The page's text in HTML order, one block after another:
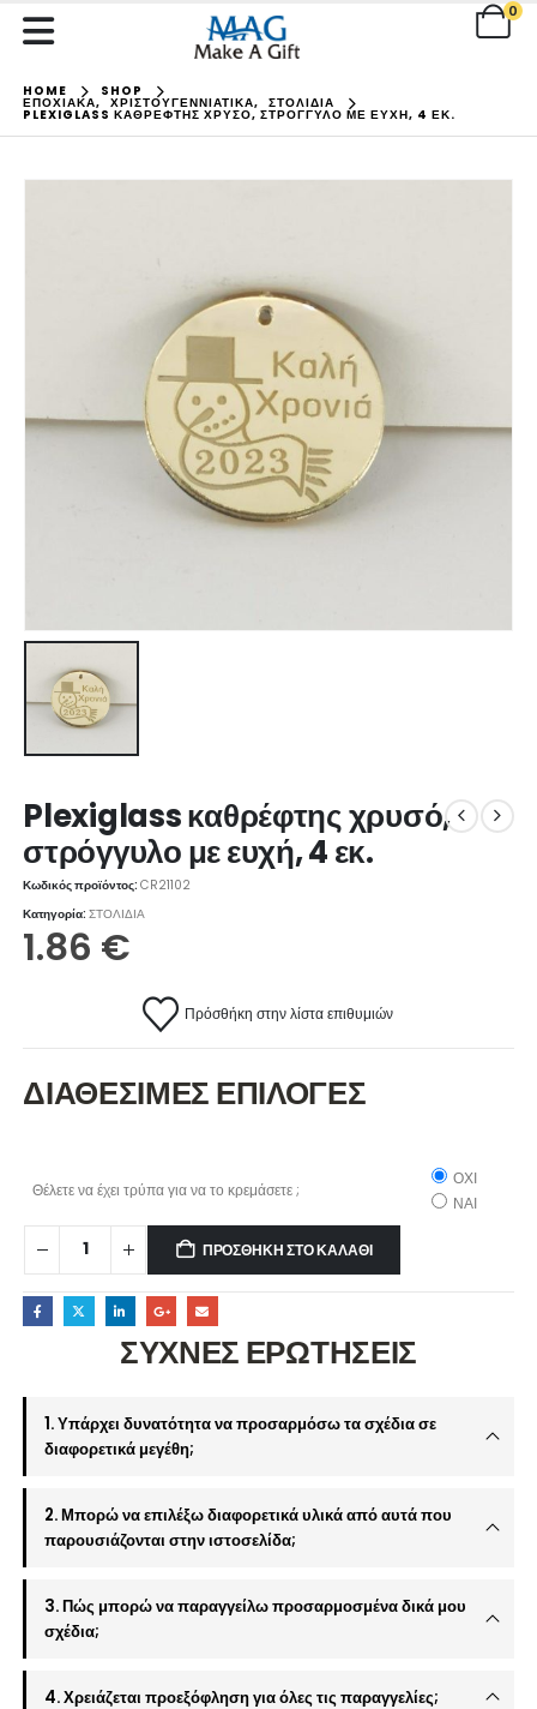
0
HOME SHOP
ΕΠΟΧΙΑΚΑ, ΧΡΙΣΤΟΥΓΕΝΝΙΑΤΙΚΑ, ΣΤΟΛΙΔΙΑ
PLEXIGLASS ΚΑΘΡΈΦΤΗΣ ΧΡΥΣΌ, ΣΤΡΌΓΓΥΛΟ ΜΕ ΕΥΧΉ, 4 ΕΚ.
Plexiglass καθρέφτης χρυσό,
στρόγγυλο με ευχή, 4 εκ.
Κωδικός προϊόντος:CR21102
Κατηγορία:ΣΤΟΛΙΔΙΑ
1.86 €
Πρόσθήκη στην λίστα επιθυμιών
ΔΙΑΘΕΣΙΜΕΣ ΕΠΙΛΟΓΕΣ
Θέλετε να έχει τρύπα για να το κρεμάσετε ;
ΟΧΙ
ΝΑΙ
ΠΡΟΣΘΉΚΗ ΣΤΟ ΚΑΛΆΘΙ
ΣΥΧΝΕΣ ΕΡΩΤΗΣΕΙΣ
1. Υπάρχει δυνατότητα να προσαρμόσω τα σχέδια σε
διαφορετικά μεγέθη;
2. Μπορώ να επιλέξω διαφορετικά υλικά από αυτά που
παρουσιάζονται στην ιστοσελίδα;
3. Πώς μπορώ να παραγγείλω προσαρμοσμένα δικά μου
σχέδια;
4. Χρειάζεται προεξόφληση για όλες τις παραγγελίες;